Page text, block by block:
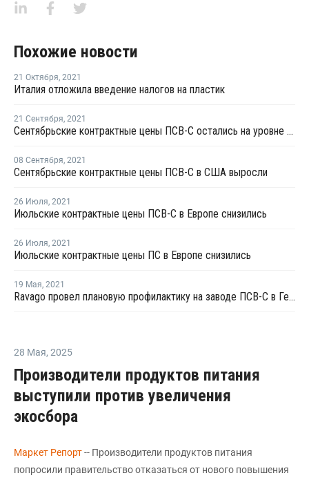
Похожие новости
21 Октября, 2021
Италия отложила введение налогов на пластик
21 Сентября, 2021
Сентябрьские контрактные цены ПСВ-С остались на уровне августа или снизились в зависимости от вида
08 Сентября, 2021
Сентябрьские контрактные цены ПСВ-С в США выросли
26 Июля, 2021
Июльские контрактные цены ПСВ-С в Европе снизились
26 Июля, 2021
Июльские контрактные цены ПС в Европе снизились
19 Мая, 2021
Ravago провел плановую профилактику на заводе ПСВ-С в Германии
28 Мая, 2025
Производители продуктов питания
выступили против увеличения
экосбора
Маркет Репорт-- Производители продуктов питания
попросили правительство отказаться от нового повышения